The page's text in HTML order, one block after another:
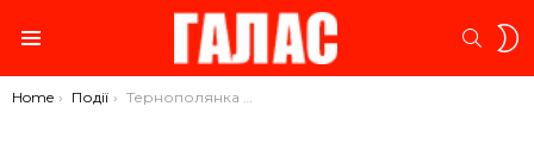
You are here:
Home Події Тернополянка Меркушина не реалізувалася у спринті на Кубку світу, Джима здобула “бронзу”